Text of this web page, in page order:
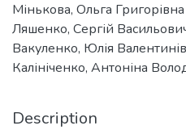
Мінькова, Ольга Григорівна
Ляшенко, Сергій
Вакуленко, Юлія
Калініченко, Антоніна
Description